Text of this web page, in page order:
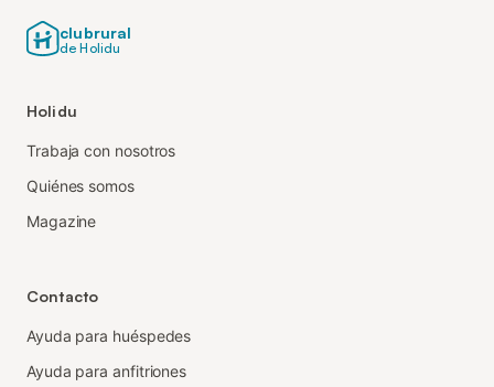
clubrural
de Holidu
Holidu
Trabaja con nosotros
Quiénes somos
Magazine
Contacto
Ayuda para huéspedes
Ayuda para anfitriones